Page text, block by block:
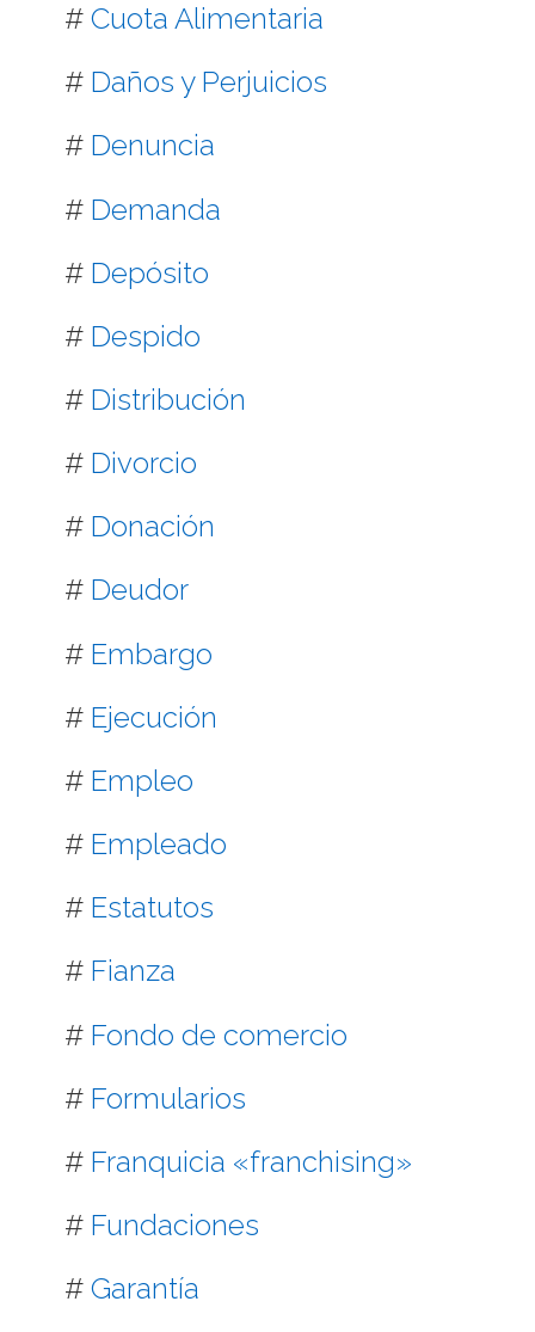
# Cuota Alimentaria
# Daños y Perjuicios
# Denuncia
# Demanda
# Depósito
# Despido
# Distribución
# Divorcio
# Donación
# Deudor
# Embargo
# Ejecución
# Empleo
# Empleado
# Estatutos
# Fianza
# Fondo de comercio
# Formularios
# Franquicia «franchising»
# Fundaciones
# Garantía